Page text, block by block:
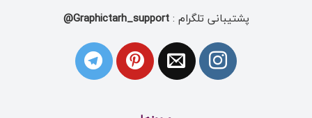
پشتیبانی تلگرام :Graphictarh_support@